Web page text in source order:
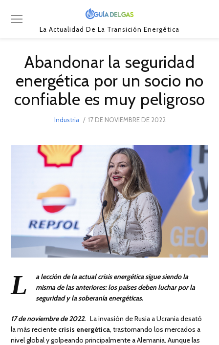
La Actualidad De La Transición Energética
Abandonar la seguridad
energética por un socio no
confiable es muy peligroso
Industria
POSTED
17 DE NOVIEMBRE DE 2022
DE
L
a lección de la actual crisis energética sigue siendo la
misma de las anteriores: los países deben luchar por la
seguridad y la soberanía energéticas.
17 de noviembre de 2022. La invasión de Rusia a Ucrania desató
la más reciente crisis energética, trastornando los mercados a
nivel global y golpeando principalmente a Alemania. Aunque las